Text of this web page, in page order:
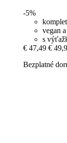
-5%
vegan
s
€ 47,49 €
Bezplatné